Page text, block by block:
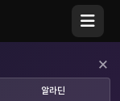
알라딘
×